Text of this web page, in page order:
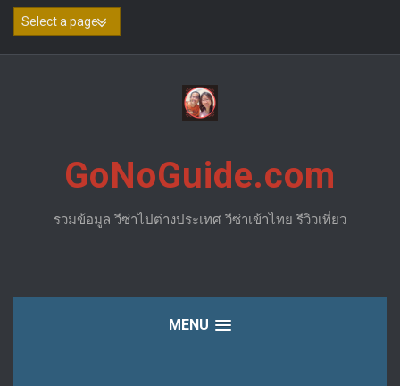
Skip
GoNoGuide.com
รวมข้อมูล วีซ่าไปต่างประเทศ วีซ่าเข้าไทย รีวิวเที่ยว
MENU